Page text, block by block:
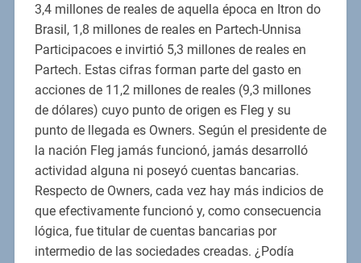
3,4 millones de reales de aquella época en Itron do
Brasil, 1,8 millones de reales en Partech-Unnisa
Participacoes e invirtió 5,3 millones de reales en
Partech. Estas cifras forman parte del gasto en
acciones de 11,2 millones de reales (9,3 millones
de dólares) cuyo punto de origen es Fleg y su
punto de llegada es Owners. Según el presidente de
la nación Fleg jamás funcionó, jamás desarrolló
actividad alguna ni poseyó cuentas bancarias.
Respecto de Owners, cada vez hay más indicios de
que efectivamente funcionó y, como consecuencia
lógica, fue titular de cuentas bancarias por
intermedio de las sociedades creadas. ¿Podía